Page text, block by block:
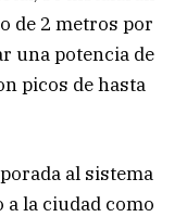
de 2 metros por
una potencia de
picos de hasta
al sistema
la ciudad como